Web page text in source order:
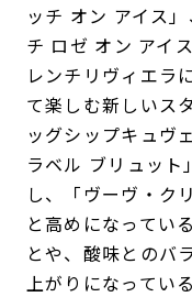
ッチ オン アイス
チ ロゼ オン アイ
レンチリヴィエラ
て楽しむ新しいス
ッグシップキュヴ
ラベル ブリュット
し、「ヴーヴ・ク
と高めになってい
とや、酸味とのバ
上がりになっている